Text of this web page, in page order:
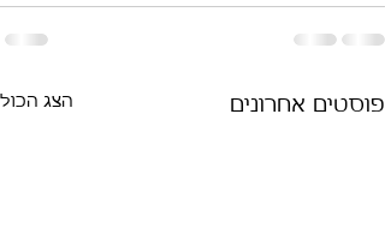
פוסטים אחרונים הצג הכול